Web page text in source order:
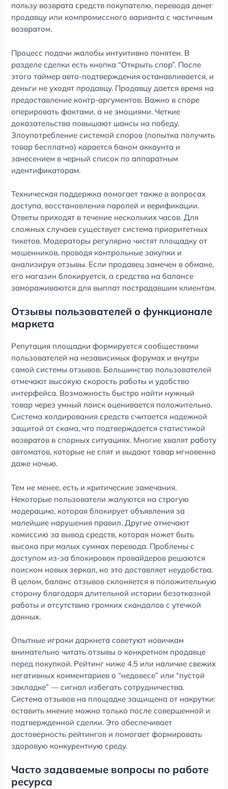
пользу возврата средств покупателю, перевода денег
продавцу или компромиссного варианта с частичным
возвратом.
Процесс подачи жалобы интуитивно понятен. В
разделе сделки есть кнопка “Открыть спор”. После
этого таймер авто-подтверждения останавливается, и
деньги не уходят продавцу. Продавцу дается время на
предоставление контр-аргументов. Важно в споре
оперировать фактами, а не эмоциями. Четкие
доказательства повышают шансы на победу.
Злоупотребление системой споров (попытка получить
товар бесплатно) карается баном аккаунта и
занесением в черный список по аппаратным
идентификаторам.
Техническая поддержка помогает также в вопросах
доступа, восстановления паролей и верификации.
Ответы приходят в течение нескольких часов. Для
сложных случаев существует система приоритетных
тикетов. Модераторы регулярно чистят площадку от
мошенников, проводя контрольные закупки и
анализируя отзывы. Если продавец замечен в обмане,
его магазин блокируется, а средства на балансе
замораживаются для выплат пострадавшим клиентам.
Отзывы пользователей о функционале
маркета
Репутация площадки формируется сообществами
пользователей на независимых форумах и внутри
самой системы отзывов. Большинство пользователей
отмечают высокую скорость работы и удобство
интерфейса. Возможность быстро найти нужный
товар через умный поиск оценивается положительно.
Система холдирования средств считается надежной
защитой от скама, что подтверждается статистикой
возвратов в спорных ситуациях. Многие хвалят работу
автоматов, которые не спят и выдают товар мгновенно
даже ночью.
Тем не менее, есть и критические замечания.
Некоторые пользователи жалуются на строгую
модерацию, которая блокирует объявления за
малейшие нарушения правил. Другие отмечают
комиссию за вывод средств, которая может быть
высока при малых суммах перевода. Проблемы с
доступом из-за блокировок провайдеров решаются
поиском новых зеркал, но это доставляет неудобства.
В целом, баланс отзывов склоняется в положительную
сторону благодаря длительной истории безотказной
работы и отсутствию громких скандалов с утечкой
данных.
Опытные игроки даркнета советуют новичкам
внимательно читать отзывы о конкретном продавце
перед покупкой. Рейтинг ниже 4.5 или наличие свежих
негативных комментариев о “недовесе” или “пустой
закладке” — сигнал избегать сотрудничества.
Система отзывов на площадке защищена от накрутки:
оставить мнение можно только после совершенной и
подтвержденной сделки. Это обеспечивает
достоверность рейтингов и помогает формировать
здоровую конкурентную среду.
Часто задаваемые вопросы по работе
ресурса